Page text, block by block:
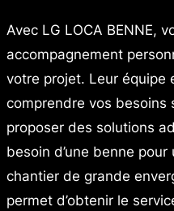
Avec LG LOCA BENNE,
accompagnement
votre projet. Leur équipe
comprendre vos besoins
proposer des solutions
besoin d’une benne
chantier de grande
permet d’obtenir le